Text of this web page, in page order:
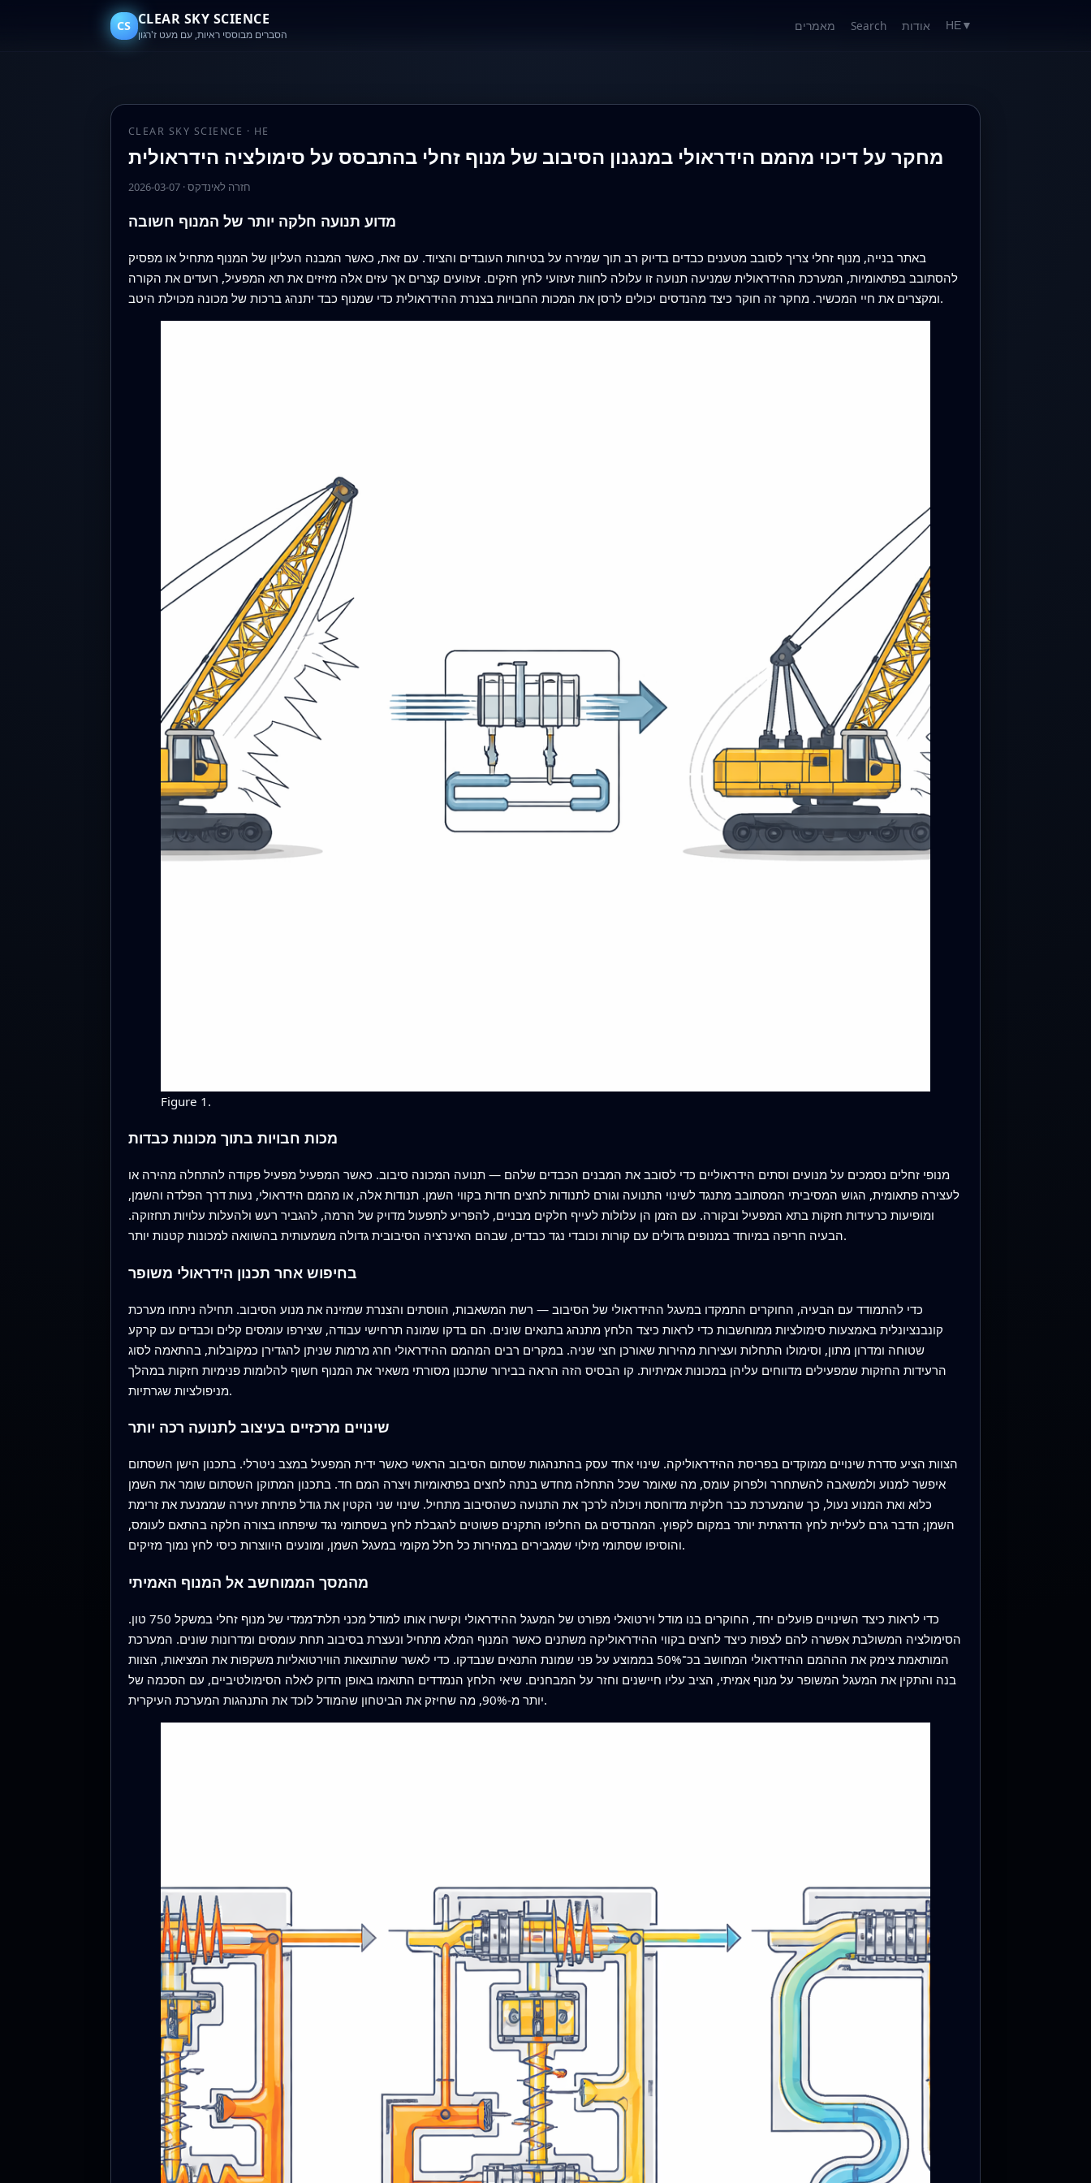
CS CLEAR SKY SCIENCE
הסברים מבוססי ראיות, עם מעט ז'רגון
מאמרים Search אודות HE ▼
CLEAR SKY SCIENCE · HE
מחקר על דיכוי מהמם הידראולי במנגנון הסיבוב של מנוף זחלי בהתבסס על סימולציה הידראולית
2026-03-07·חזרה לאינדקס
מדוע תנועה חלקה יותר של המנוף חשובה
באתר בנייה, מנוף זחלי צריך לסובב מטענים כבדים בדיוק רב תוך שמירה על בטיחות העובדים והציוד. עם זאת, כאשר המבנה העליון של המנוף מתחיל או מפסיק
להסתובב בפתאומיות, המערכת ההידראולית שמניעה תנועה זו עלולה לחוות זעזועי לחץ חזקים. זעזועים קצרים אך עזים אלה מזיזים את תא המפעיל, רועדים את הקורה
ומקצרים את חיי המכשיר. מחקר זה חוקר כיצד מהנדסים יכולים לרסן את המכות החבויות בצנרת ההידראולית כדי שמנוף כבד יתנהג ברכות של מכונה מכוילת היטב.
Figure 1.
מכות חבויות בתוך מכונות כבדות
מנופי זחלים נסמכים על מנועים וסתים הידראוליים כדי לסובב את המבנים הכבדים שלהם — תנועה המכונה סיבוב. כאשר המפעיל מפעיל פקודה להתחלה מהירה או
לעצירה פתאומית, הגוש המסיביתי המסתובב מתנגד לשינוי התנועה וגורם לתנודות לחצים חדות בקווי השמן. תנודות אלה, או מהמם הידראולי, נעות דרך הפלדה והשמן,
ומופיעות כרעידות חזקות בתא המפעיל ובקורה. עם הזמן הן עלולות לעייף חלקים מבניים, להפריע לתפעול מדויק של הרמה, להגביר רעש ולהעלות עלויות תחזוקה.
הבעיה חריפה במיוחד במנופים גדולים עם קורות וכובדי נגד כבדים, שבהם האינרציה הסיבובית גדולה משמעותית בהשוואה למכונות קטנות יותר.
בחיפוש אחר תכנון הידראולי משופר
כדי להתמודד עם הבעיה, החוקרים התמקדו במעגל ההידראולי של הסיבוב — רשת המשאבות, הווסתים והצנרת שמזינה את מנוע הסיבוב. תחילה ניתחו מערכת
קונבנציונלית באמצעות סימולציות ממוחשבות כדי לראות כיצד הלחץ מתנהג בתנאים שונים. הם בדקו שמונה תרחישי עבודה, שצירפו עומסים קלים וכבדים עם קרקע
שטוחה ומדרון מתון, וסימולו התחלות ועצירות מהירות שאורכן חצי שניה. במקרים רבים המהמם ההידראולי חרג מרמות שניתן להגדירן כמקובלות, בהתאמה לסוג
הרעידות החזקות שמפעילים מדווחים עליהן במכונות אמיתיות. קו הבסיס הזה הראה בבירור שתכנון מסורתי משאיר את המנוף חשוף להלומות פנימיות חזקות במהלך
מניפולציות שגרתיות.
שינויים מרכזיים בעיצוב לתנועה רכה יותר
הצוות הציע סדרת שינויים ממוקדים בפריסת ההידראוליקה. שינוי אחד עסק בהתנהגות שסתום הסיבוב הראשי כאשר ידית המפעיל במצב ניטרלי. בתכנון הישן השסתום
איפשר למנוע ולמשאבה להשתחרר ולפרוק עומס, מה שאומר שכל התחלה מחדש בנתה לחצים בפתאומיות ויצרה המם חד. בתכנון המתוקן השסתום שומר את השמן
כלוא ואת המנוע נעול, כך שהמערכת כבר חלקית מדוחסת ויכולה לרכך את התנועה כשהסיבוב מתחיל. שינוי שני הקטין את גודל פתיחת זעירה שממנעת את זרימת
השמן; הדבר גרם לעליית לחץ הדרגתית יותר במקום לקפוץ. המהנדסים גם החליפו התקנים פשוטים להגבלת לחץ בשסתומי נגד שיפתחו בצורה חלקה בהתאם לעומס,
והוסיפו שסתומי מילוי שמגבירים במהירות כל חלל מקומי במעגל השמן, ומונעים היווצרות כיסי לחץ נמוך מזיקים.
מהמסך הממוחשב אל המנוף האמיתי
כדי לראות כיצד השינויים פועלים יחד, החוקרים בנו מודל וירטואלי מפורט של המעגל ההידראולי וקישרו אותו למודל מכני תלת־ממדי של מנוף זחלי במשקל 750 טון.
הסימולציה המשולבת אפשרה להם לצפות כיצד לחצים בקווי ההידראוליקה משתנים כאשר המנוף המלא מתחיל ונעצרת בסיבוב תחת עומסים ומדרונות שונים. המערכת
המותאמת צימק את הההמם ההידראולי המחושב בכ־50% בממוצע על פני שמונת התנאים שנבדקו. כדי לאשר שהתוצאות הווירטואליות משקפות את המציאות, הצוות
בנה והתקין את המעגל המשופר על מנוף אמיתי, הציב עליו חיישנים וחזר על המבחנים. שיאי הלחץ הנמדדים התואמו באופן הדוק לאלה הסימולטיביים, עם הסכמה של
יותר מ-90%, מה שחיזק את הביטחון שהמודל לוכד את התנהגות המערכת העיקרית.